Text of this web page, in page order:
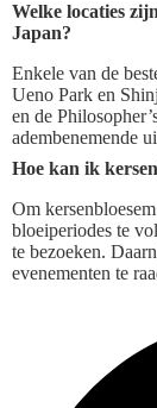
Welke locaties
Japan?
Enkele van de
Ueno Park en
en de
adembenemende
Hoe kan ik
Om
bloeiperiodes te
te bezoeken.
evenementen te